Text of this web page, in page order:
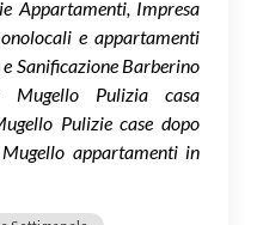
Appartamenti, Impresa
e appartamenti
Sanificazione Barberino
Pulizia casa
Pulizie case dopo
appartamenti in